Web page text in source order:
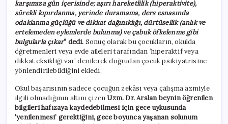
karşımıza gün içerisinde; aşırı hareketlilik (hiperaktivite),
sürekli kıpırdanma, yerinde duramama, ders esnasında
odaklanma güçlüğü ve dikkat dağınıklığı, dürtüsellik (anlık ve
ertelemeden eylemlerde bulunma) ve çabuk öfkelenme gibi
bulgularla çıkar” dedi. Sonuç olarak bu çocukların, okulda
öğretmenleri veya evde aileleri tarafından ‘hiperaktif veya
dikkat eksikliği var’ denilerek doğrudan çocuk psikiyatrisine
yönlendirilebildiğini ekledi.
Okul başarısının sadece çocuğun zekâsı veya çalışma azmiyle
ilgili olmadığının altını çizen Uzm. Dr. Arslan beynin öğrenilen
bilgileri hafızaya kaydedebilmesi için gece uykusunda
‘yenilenmesi’ gerektiğini, gece boyunca yaşanan solunum